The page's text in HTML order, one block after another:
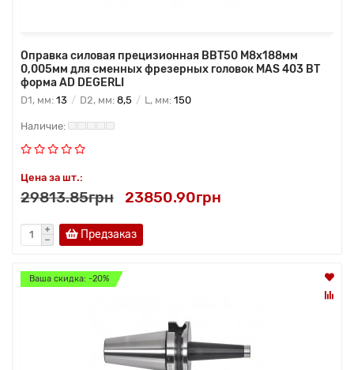
Оправка силовая прецизионная BBT50 M8x188мм
0,005мм для сменных фрезерных головок MAS 403 BT
форма AD DEGERLI
D1, мм: 13 D2, мм: 8,5 L, мм: 150
Цена за шт.:
29813.85грн 23850.90грн
Предзаказ
Ваша скидка: -20%